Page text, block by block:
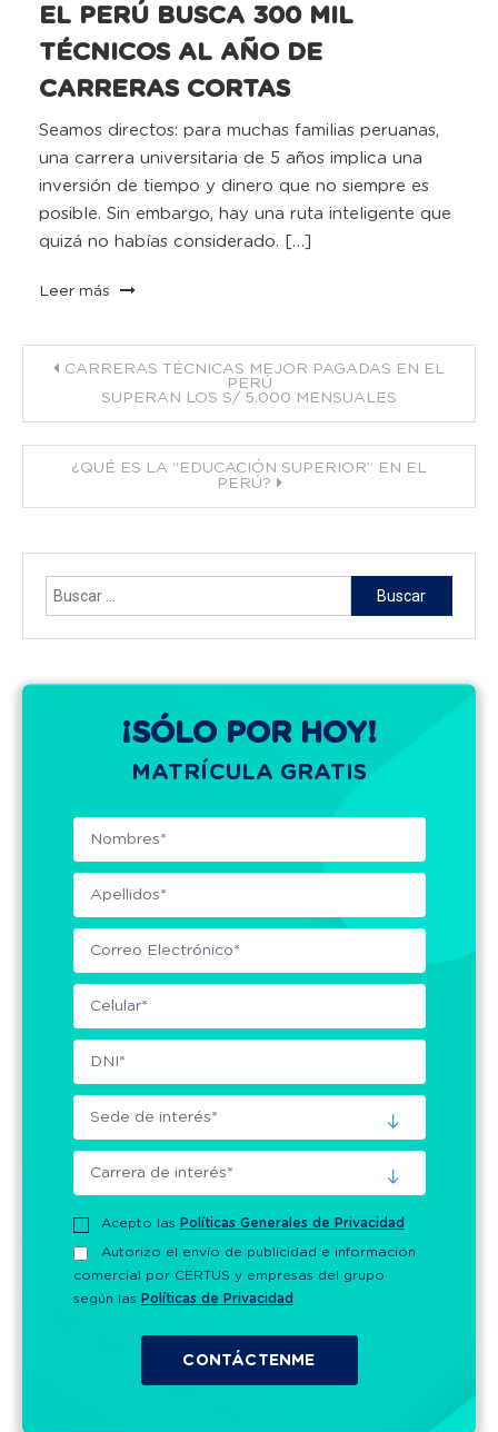
EL PERÚ BUSCA 300 MIL
TÉCNICOS AL AÑO DE
CARRERAS CORTAS
Seamos directos: para muchas familias peruanas,
una carrera universitaria de 5 años implica una
inversión de tiempo y dinero que no siempre es
posible. Sin embargo, hay una ruta inteligente que
quizá no habías considerado. […]
Leer más
Navegación
de
entradas
CARRERAS TÉCNICAS MEJOR PAGADAS EN EL
PERÚ
SUPERAN LOS S/ 5.000 MENSUALES
¿QUÉ ES LA “EDUCACIÓN SUPERIOR” EN EL
PERÚ?
Buscar:
¡SÓLO POR HOY!
MATRÍCULA GRATIS
Acepto las Políticas Generales de Privacidad
Autorizo el envío de publicidad e información
comercial por CERTUS y empresas del grupo
según las Políticas de Privacidad